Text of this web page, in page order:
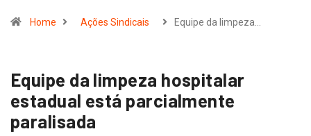
Home Ações Sindicais Equipe da limpeza…
Equipe da limpeza hospitalar
estadual está parcialmente
paralisada